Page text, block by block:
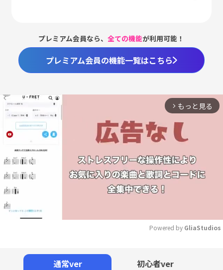
プレミアム会員なら、全ての機能が利用可能！
プレミアム会員の機能一覧はこちら
arrow_forward_ios もっと見る
Powered by GliaStudios
通常ver 初心者ver